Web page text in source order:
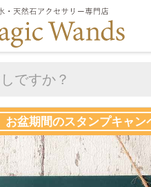
お盆期間のスタンプキャン